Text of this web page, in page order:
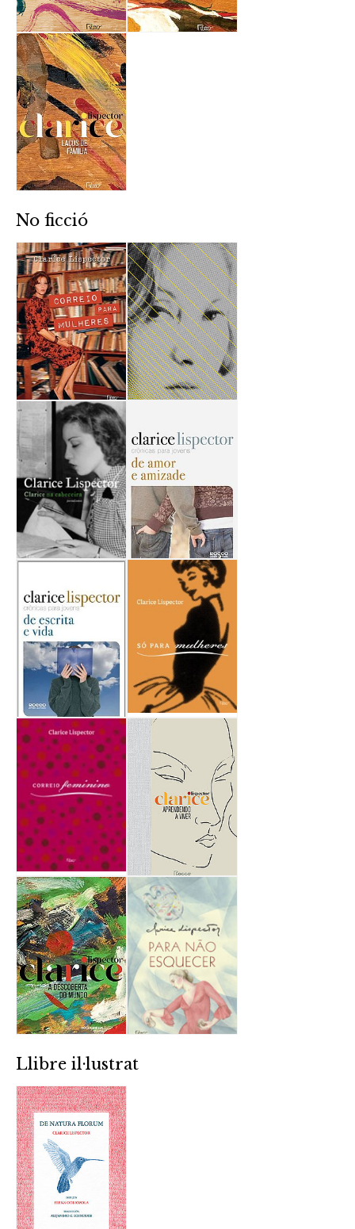
No ficció
Llibre il·lustrat